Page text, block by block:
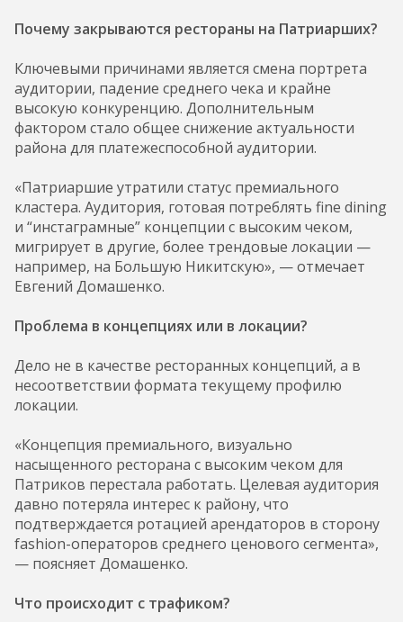
Почему закрываются рестораны на Патриарших?
Ключевыми причинами является смена портрета
аудитории, падение среднего чека и крайне
высокую конкуренцию. Дополнительным
фактором стало общее снижение актуальности
района для платежеспособной аудитории.
«Патриаршие утратили статус премиального
кластера. Аудитория, готовая потреблять fine dining
и “инстаграмные” концепции с высоким чеком,
мигрирует в другие, более трендовые локации —
например, на Большую Никитскую», — отмечает
Евгений Домашенко.
Проблема в концепциях или в локации?
Дело не в качестве ресторанных концепций, а в
несоответствии формата текущему профилю
локации.
«Концепция премиального, визуально
насыщенного ресторана с высоким чеком для
Патриков перестала работать. Целевая аудитория
давно потеряла интерес к району, что
подтверждается ротацией арендаторов в сторону
fashion-операторов среднего ценового сегмента»,
— поясняет Домашенко.
Что происходит с трафиком?